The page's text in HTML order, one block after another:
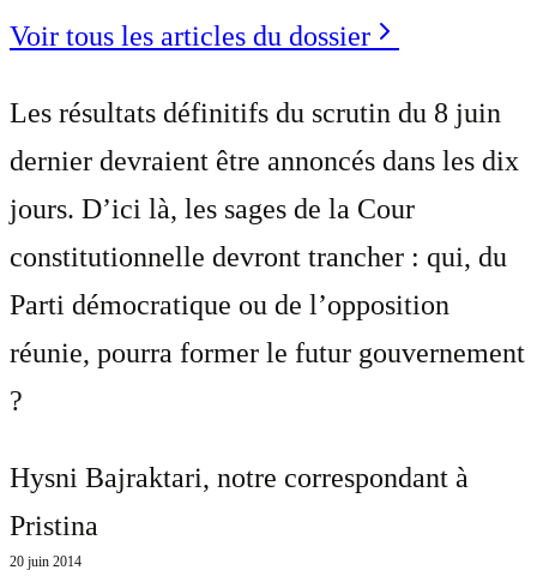
Voir tous les articles du dossier
Les résultats définitifs du scrutin du 8 juin
dernier devraient être annoncés dans les dix
jours. D’ici là, les sages de la Cour
constitutionnelle devront trancher : qui, du
Parti démocratique ou de l’opposition
réunie, pourra former le futur gouvernement
?
Hysni Bajraktari, notre correspondant à
Pristina
20 juin 2014